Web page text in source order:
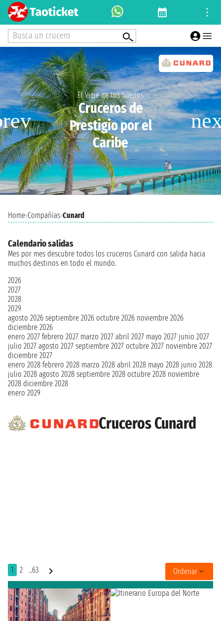
Busca un crucero
El Viaje de tus Sueños
Cruceros de
Prestigio por el
Caribe
Home›Compañías›Cunard
Cruceros Cunard
1 2 ..63 Ordenar
Calendario salidas
Mes por mes descubre todos los cruceros Cunard con salida hacia
muchos destinos en todo el mundo.
2026
2027
2028
2029
agosto 2026 septiembre 2026 octubre 2026 noviembre 2026
diciembre 2026
enero 2027 febrero 2027 marzo 2027 abril 2027 mayo 2027 junio 2027
julio 2027 agosto 2027 septiembre 2027 octubre 2027 noviembre 2027
diciembre 2027
enero 2028 febrero 2028 marzo 2028 abril 2028 mayo 2028 junio 2028
julio 2028 agosto 2028 septiembre 2028 octubre 2028 noviembre
2028 diciembre 2028
enero 2029